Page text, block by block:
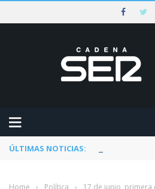
ÚLTIMAS NOTICIAS:
Home › Política ›
17 de junio, primera